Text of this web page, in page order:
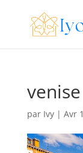
par Ivy| Avr